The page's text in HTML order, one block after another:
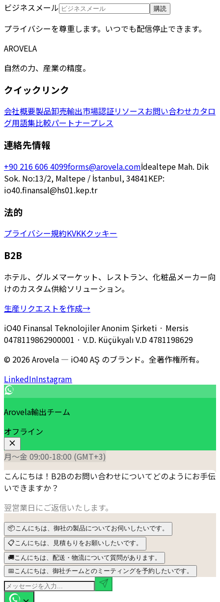
ビジネスメール
購読
プライバシーを尊重します。いつでも配信停止できます。
AROVELA
自然の力、産業の精度。
クイックリンク
会社概要製品卸売輸出市場認証リソースお問い合わせカタロ
グ用語集比較パートナープレス
連絡先情報
+90 216 606 4099forms@arovela.comİdealtepe Mah. Dik
Sok. No:13/2, Maltepe / İstanbul, 34841KEP:
io40.finansal@hs01.kep.tr
法的
プライバシー規約KVKKクッキー
B2B
ホテル、グルメマーケット、レストラン、化粧品メーカー向
けのカスタム供給ソリューション。
生産リクエストを作成→
iO40 Finansal Teknolojiler Anonim Şirketi · Mersis
0478119862900001 · V.D. Küçükyalı V.D4781198629
© 2026 Arovela — iO40 AŞ のブランド。全著作権所有。
LinkedInInstagram
Arovela輸出チーム
オフライン
月〜金 09:00-18:00 (GMT+3)
こんにちは！B2Bのお問い合わせについてどのようにお手伝
いできますか？
翌営業日にご返信いたします。
📦 こんにちは、御社の製品についてお伺いしたいです。
📋 こんにちは、見積もりをお願いしたいです。
🚚 こんにちは、配送・物流について質問があります。
📅 こんにちは、御社チームとのミーティングを予約したいです。